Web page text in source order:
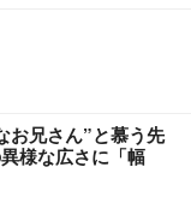
お兄さん”と慕う先
様な広さに「幅